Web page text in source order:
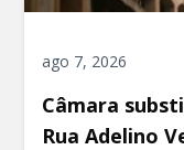
ago 7, 2026
Câmara
Rua Adelino